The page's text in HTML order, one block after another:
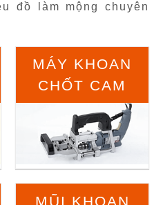
đồ làm mộng chuyên
MÁY KHOAN
CHỐT CAM
MŨI KHOAN